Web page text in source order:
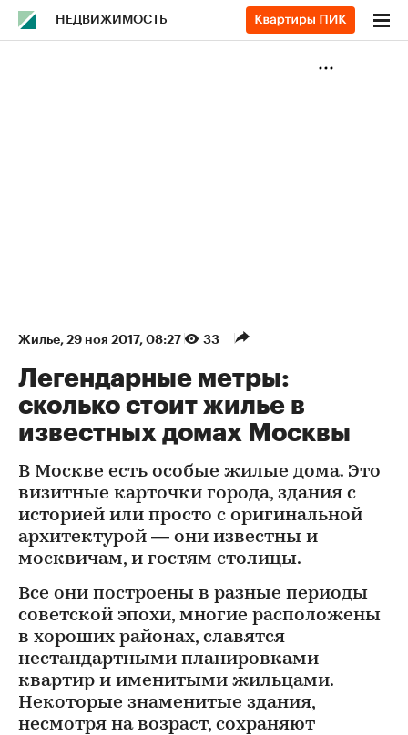
НЕДВИЖИМОСТЬ
Жилье⁠, 29 ноя 2017, 08:27 33
Легендарные метры:
сколько стоит жилье в
известных домах Москвы
​В Москве есть особые жилые дома. Это
визитные карточки города, здания с
историей или просто с оригинальной
архитектурой — они известны и
москвичам, и гостям столицы.
Все они построены в разные периоды
советской эпохи, многие расположены
в хороших районах, славятся
нестандартными планировками
квартир и именитыми жильцами.
Некоторые знаменитые здания,
несмотря на возраст, сохраняют